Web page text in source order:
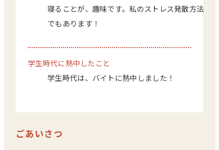
寝ることが、趣味です。私のストレス発散方法
でもあります！
学生時代に熱中したこと
学生時代は、バイトに熱中しました！
ごあいさつ